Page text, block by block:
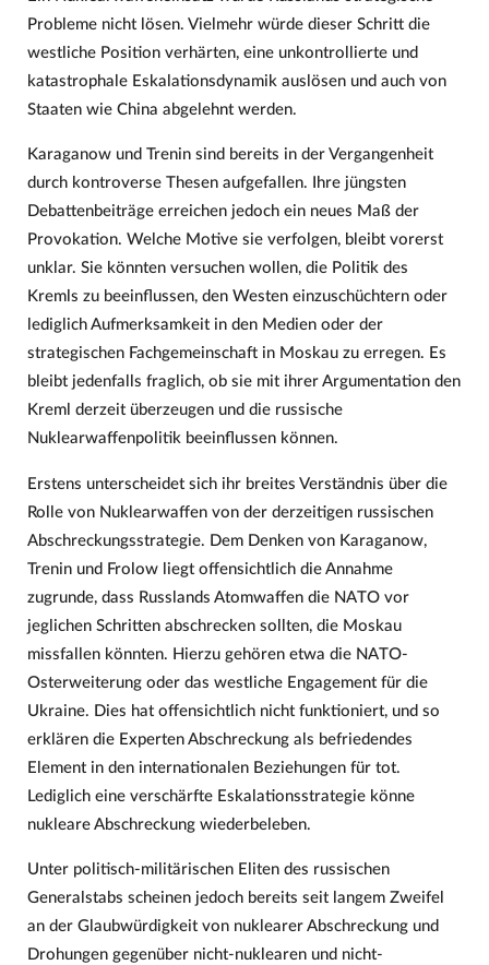
Probleme nicht lösen. Vielmehr würde dieser Schritt die
westliche Position verhärten, eine unkontrollierte und
katastrophale Eskalationsdynamik auslösen und auch von
Staaten wie China abgelehnt werden.
Karaganow und Trenin sind bereits in der Vergangenheit
durch kontroverse Thesen aufgefallen. Ihre jüngsten
Debattenbeiträge erreichen jedoch ein neues Maß der
Provokation. Welche Motive sie verfolgen, bleibt vorerst
unklar. Sie könnten versuchen wollen, die Politik des
Kremls zu beeinflussen, den Westen einzuschüchtern oder
lediglich Aufmerksamkeit in den Medien oder der
strategischen Fachgemeinschaft in Moskau zu erregen. Es
bleibt jedenfalls fraglich, ob sie mit ihrer Argumentation den
Kreml derzeit überzeugen und die russische
Nuklearwaffenpolitik beeinflussen können.
Erstens unterscheidet sich ihr breites Verständnis über die
Rolle von Nuklearwaffen von der derzeitigen russischen
Abschreckungsstrategie. Dem Denken von Karaganow,
Trenin und Frolow liegt offensichtlich die Annahme
zugrunde, dass Russlands Atomwaffen die NATO vor
jeglichen Schritten abschrecken sollten, die Moskau
missfallen könnten. Hierzu gehören etwa die NATO-
Osterweiterung oder das westliche Engagement für die
Ukraine. Dies hat offensichtlich nicht funktioniert, und so
erklären die Experten Abschreckung als befriedendes
Element in den internationalen Beziehungen für tot.
Lediglich eine verschärfte Eskalationsstrategie könne
nukleare Abschreckung wiederbeleben.
Unter politisch-militärischen Eliten des russischen
Generalstabs scheinen jedoch bereits seit langem Zweifel
an der Glaubwürdigkeit von nuklearer Abschreckung und
Drohungen gegenüber nicht-nuklearen und nicht-